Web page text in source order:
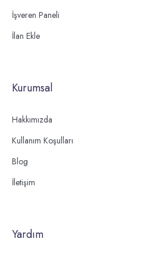
İşveren Paneli
İlan Ekle
Kurumsal
Hakkımızda
Kullanım Koşulları
Blog
İletişim
Yardım